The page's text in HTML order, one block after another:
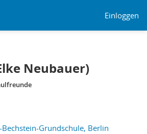
Einloggen
Neubauer)
Grundschule, Berlin